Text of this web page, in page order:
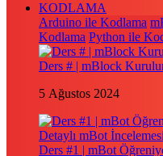
KODLAMA
Arduino ile Kodlama
Kodlama Python ile
Ders # | mBlock
5 Ağustos 2024
Ders #1 | mBot